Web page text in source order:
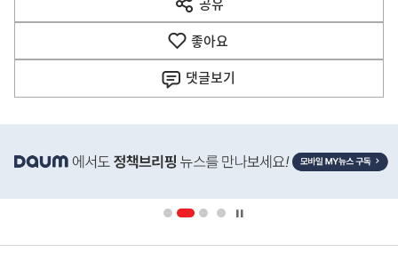
음
열
기
좋아요
댓글보기
단
영